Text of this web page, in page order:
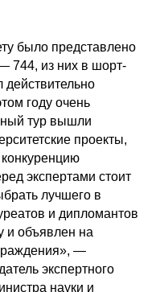
было представлено
744, из них в шорт-
году очень
тур вышли
проекты,
экспертами стоит
лучшего в
и дипломантов
и объявлен на
―
экспертного
науки и